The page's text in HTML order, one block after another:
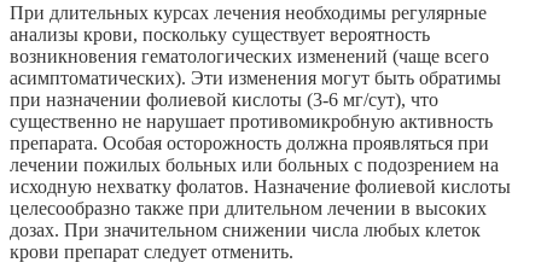
При длительных курсах лечения необходимы регулярные
анализы крови, поскольку существует вероятность
возникновения гематологических изменений (чаще всего
асимптоматических). Эти изменения могут быть обратимы
при назначении фолиевой кислоты (3-6 мг/сут), что
существенно не нарушает противомикробную активность
препарата. Особая осторожность должна проявляться при
лечении пожилых больных или больных с подозрением на
исходную нехватку фолатов. Назначение фолиевой кислоты
целесообразно также при длительном лечении в высоких
дозах. При значительном снижении числа любых клеток
крови препарат следует отменить.